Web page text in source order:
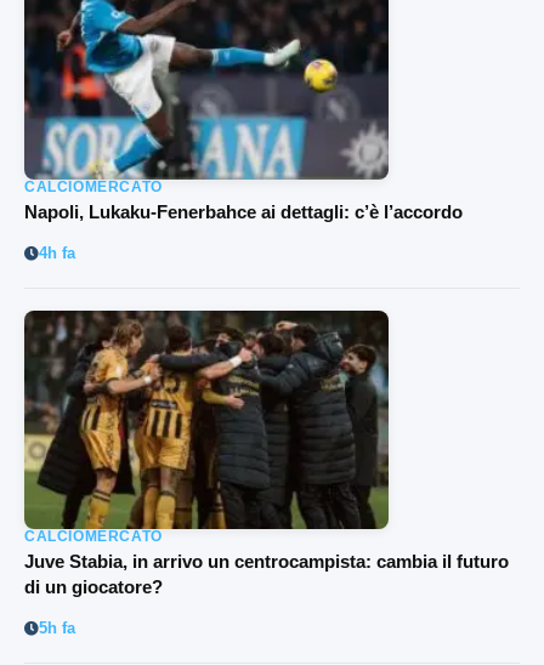
CALCIOMERCATO
Napoli, Lukaku-Fenerbahce ai dettagli: c’è l’accordo
4h fa
CALCIOMERCATO
Juve Stabia, in arrivo un centrocampista: cambia il futuro
di un giocatore?
5h fa